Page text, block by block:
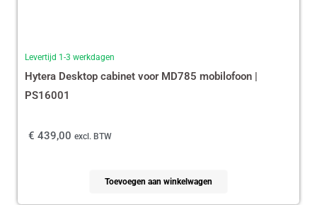
Levertijd 1-3 werkdagen
Hytera Desktop cabinet voor MD785 mobilofoon |
PS16001
€ 439,00 excl. BTW
Toevoegen aan winkelwagen